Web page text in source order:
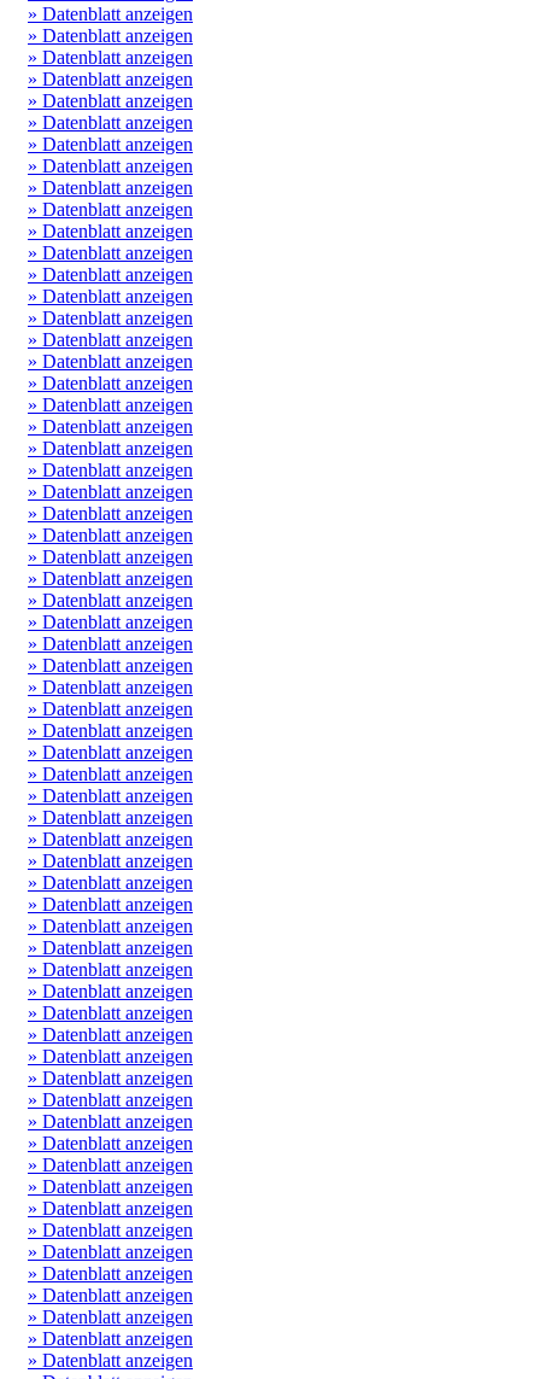
» Datenblatt anzeigen
» Datenblatt anzeigen
» Datenblatt anzeigen
» Datenblatt anzeigen
» Datenblatt anzeigen
» Datenblatt anzeigen
» Datenblatt anzeigen
» Datenblatt anzeigen
» Datenblatt anzeigen
» Datenblatt anzeigen
» Datenblatt anzeigen
» Datenblatt anzeigen
» Datenblatt anzeigen
» Datenblatt anzeigen
» Datenblatt anzeigen
» Datenblatt anzeigen
» Datenblatt anzeigen
» Datenblatt anzeigen
» Datenblatt anzeigen
» Datenblatt anzeigen
» Datenblatt anzeigen
» Datenblatt anzeigen
» Datenblatt anzeigen
» Datenblatt anzeigen
» Datenblatt anzeigen
» Datenblatt anzeigen
» Datenblatt anzeigen
» Datenblatt anzeigen
» Datenblatt anzeigen
» Datenblatt anzeigen
» Datenblatt anzeigen
» Datenblatt anzeigen
» Datenblatt anzeigen
» Datenblatt anzeigen
» Datenblatt anzeigen
» Datenblatt anzeigen
» Datenblatt anzeigen
» Datenblatt anzeigen
» Datenblatt anzeigen
» Datenblatt anzeigen
» Datenblatt anzeigen
» Datenblatt anzeigen
» Datenblatt anzeigen
» Datenblatt anzeigen
» Datenblatt anzeigen
» Datenblatt anzeigen
» Datenblatt anzeigen
» Datenblatt anzeigen
» Datenblatt anzeigen
» Datenblatt anzeigen
» Datenblatt anzeigen
» Datenblatt anzeigen
» Datenblatt anzeigen
» Datenblatt anzeigen
» Datenblatt anzeigen
» Datenblatt anzeigen
» Datenblatt anzeigen
» Datenblatt anzeigen
» Datenblatt anzeigen
» Datenblatt anzeigen
» Datenblatt anzeigen
» Datenblatt anzeigen
» Datenblatt anzeigen